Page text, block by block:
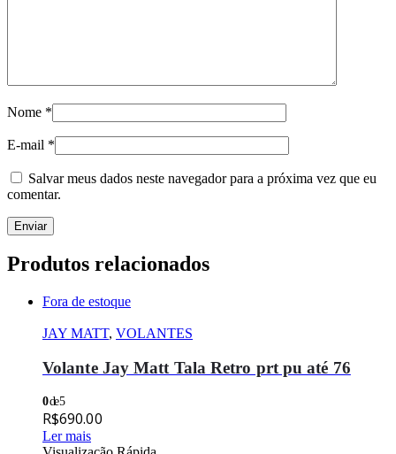
Nome *
E-mail *
Salvar meus dados neste navegador para a próxima vez que eu
comentar.
Produtos relacionados
Fora de estoque
JAY MATT, VOLANTES
Volante Jay Matt Tala Retro prt pu até 76
0de 5
R$690.00
Ler mais